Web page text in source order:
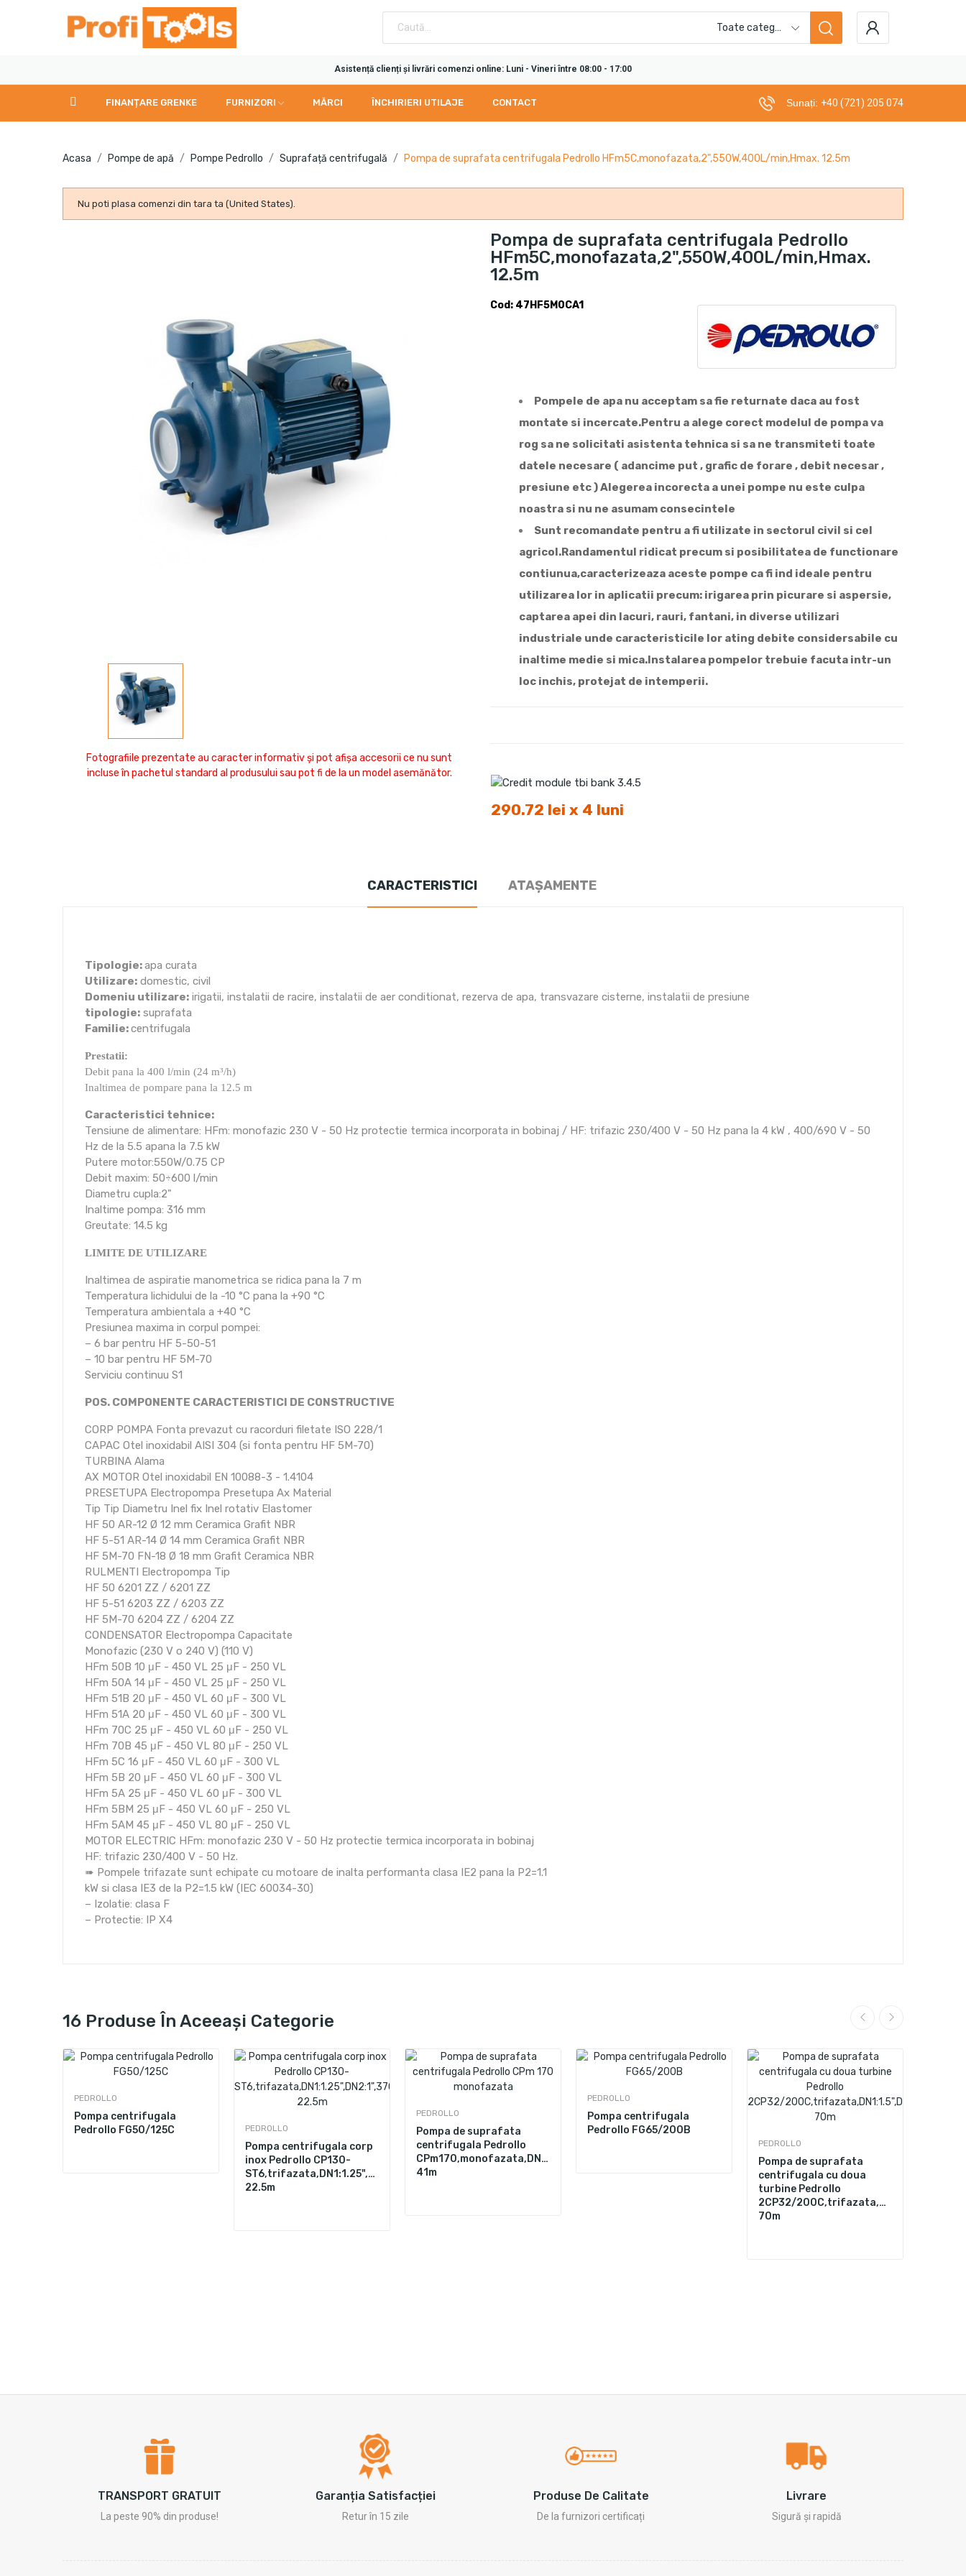
Toate categoriile
Asistență clienți și livrări comenzi online: Luni - Vineri între 08:00 - 17:00
FINANȚARE GRENKE FURNIZORI MĂRCI ÎNCHIRIERI UTILAJE CONTACT Sunați: +40 (721) 205 074
Acasa Pompe de apă Pompe Pedrollo Suprafață centrifugală Pompa de suprafata centrifugala Pedrollo HFm5C,monofazata,2",550W,400L/min,Hmax. 12.5m
Nu poti plasa comenzi din tara ta (United States).
Fotografiile prezentate au caracter informativ și pot afișa accesorii ce nu sunt
incluse în pachetul standard al produsului sau pot fi de la un model asemănător.
Pompa de suprafata centrifugala Pedrollo
HFm5C,monofazata,2",550W,400L/min,Hmax.
12.5m
Cod: 47HF5M0CA1
Pompele de apa nu acceptam sa fie returnate daca au fost
montate si incercate.Pentru a alege corect modelul de pompa va
rog sa ne solicitati asistenta tehnica si sa ne transmiteti toate
datele necesare ( adancime put , grafic de forare , debit necesar ,
presiune etc ) Alegerea incorecta a unei pompe nu este culpa
noastra si nu ne asumam consecintele
Sunt recomandate pentru a fi utilizate in sectorul civil si cel
agricol.Randamentul ridicat precum si posibilitatea de functionare
contiunua,caracterizeaza aceste pompe ca fi ind ideale pentru
utilizarea lor in aplicatii precum: irigarea prin picurare si aspersie,
captarea apei din lacuri, rauri, fantani, in diverse utilizari
industriale unde caracteristicile lor ating debite considersabile cu
inaltime medie si mica.Instalarea pompelor trebuie facuta intr-un
loc inchis, protejat de intemperii.
290.72 lei x 4 luni
CARACTERISTICI ATAȘAMENTE
Tipologie:apa curata
Utilizare: domestic, civil
Domeniu utilizare: irigatii, instalatii de racire, instalatii de aer conditionat, rezerva de apa, transvazare cisterne, instalatii de presiune
tipologie: suprafata
Familie:centrifugala
Prestatii:
Debit pana la 400 l/min (24 m³/h)
Inaltimea de pompare pana la 12.5 m
Caracteristici tehnice:
Tensiune de alimentare: HFm: monofazic 230 V - 50 Hz protectie termica incorporata in bobinaj / HF: trifazic 230/400 V - 50 Hz pana la 4 kW , 400/690 V - 50
Hz de la 5.5 apana la 7.5 kW
Putere motor:550W/0.75 CP
Debit maxim: 50÷600 l/min
Diametru cupla:2"
Inaltime pompa: 316 mm
Greutate: 14.5 kg
LIMITE DE UTILIZARE
Inaltimea de aspiratie manometrica se ridica pana la 7 m
Temperatura lichidului de la -10 °C pana la +90 °C
Temperatura ambientala a +40 °C
Presiunea maxima in corpul pompei:
– 6 bar pentru HF 5-50-51
– 10 bar pentru HF 5M-70
Serviciu continuu S1
POS. COMPONENTE CARACTERISTICI DE CONSTRUCTIVE
CORP POMPA Fonta prevazut cu racorduri filetate ISO 228/1
CAPAC Otel inoxidabil AISI 304 (si fonta pentru HF 5M-70)
TURBINA Alama
AX MOTOR Otel inoxidabil EN 10088-3 - 1.4104
PRESETUPA Electropompa Presetupa Ax Material
Tip Tip Diametru Inel fix Inel rotativ Elastomer
HF 50 AR-12 Ø 12 mm Ceramica Grafit NBR
HF 5-51 AR-14 Ø 14 mm Ceramica Grafit NBR
HF 5M-70 FN-18 Ø 18 mm Grafit Ceramica NBR
RULMENTI Electropompa Tip
HF 50 6201 ZZ / 6201 ZZ
HF 5-51 6203 ZZ / 6203 ZZ
HF 5M-70 6204 ZZ / 6204 ZZ
CONDENSATOR Electropompa Capacitate
Monofazic (230 V o 240 V) (110 V)
HFm 50B 10 μF - 450 VL 25 μF - 250 VL
HFm 50A 14 μF - 450 VL 25 μF - 250 VL
HFm 51B 20 μF - 450 VL 60 μF - 300 VL
HFm 51A 20 μF - 450 VL 60 μF - 300 VL
HFm 70C 25 μF - 450 VL 60 μF - 250 VL
HFm 70B 45 μF - 450 VL 80 μF - 250 VL
HFm 5C 16 μF - 450 VL 60 μF - 300 VL
HFm 5B 20 μF - 450 VL 60 μF - 300 VL
HFm 5A 25 μF - 450 VL 60 μF - 300 VL
HFm 5BM 25 μF - 450 VL 60 μF - 250 VL
HFm 5AM 45 μF - 450 VL 80 μF - 250 VL
MOTOR ELECTRIC HFm: monofazic 230 V - 50 Hz protectie termica incorporata in bobinaj
HF: trifazic 230/400 V - 50 Hz.
➠ Pompele trifazate sunt echipate cu motoare de inalta performanta clasa IE2 pana la P2=1.1
kW si clasa IE3 de la P2=1.5 kW (IEC 60034-30)
– Izolatie: clasa F
– Protectie: IP X4
16 Produse În Aceeași Categorie
PEDROLLO
Pompa centrifugala
Pedrollo FG50/125C
PEDROLLO
Pompa centrifugala corp
inox Pedrollo CP130-
ST6,trifazata,DN1:1.25",DN2:1",370W,100L/min,Hmax.
22.5m
PEDROLLO
Pompa de suprafata
centrifugala Pedrollo
CPm170,monofazata,DN1:1.25",DN2:1",1100W,120L/min,Hmax.
41m
PEDROLLO
Pompa centrifugala
Pedrollo FG65/200B
PEDROLLO
Pompa de suprafata
centrifugala cu doua
turbine Pedrollo
2CP32/
70m
TRANSPORT GRATUIT
La peste 90% din produse!
Garanția Satisfacției
Retur în 15 zile
Produse De Calitate
De la furnizori certificați
Livrare
Sigură și rapidă